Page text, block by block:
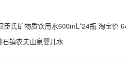
氏矿物质饮用水600mL*24瓶 淘宝价
镇农夫山泉婴儿水